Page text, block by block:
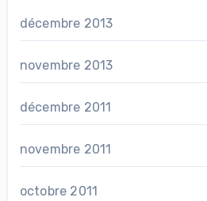
décembre 2013
novembre 2013
décembre 2011
novembre 2011
octobre 2011